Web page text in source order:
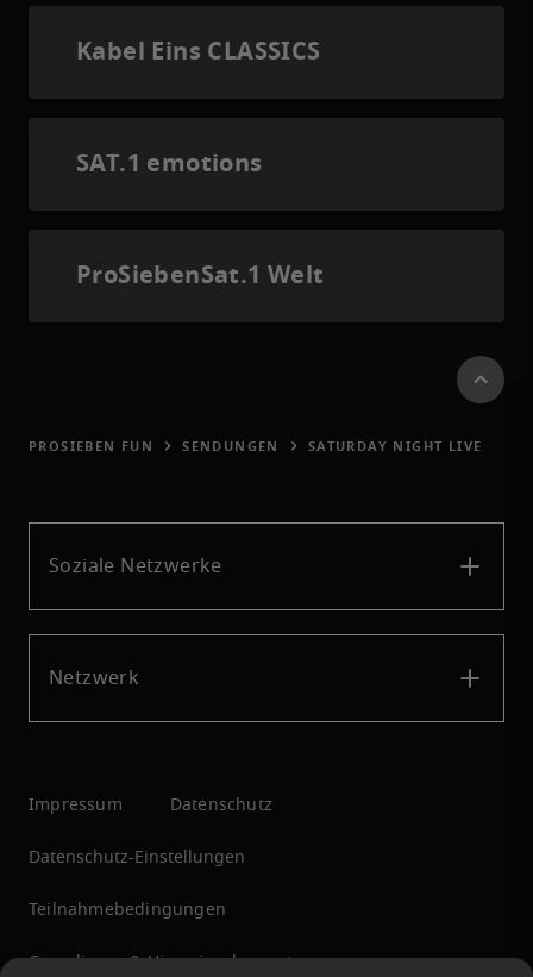
Kabel Eins CLASSICS
SAT.1 emotions
ProSiebenSat.1 Welt
PROSIEBEN FUN SENDUNGEN SATURDAY NIGHT LIVE
Soziale Netzwerke
Netzwerk
Impressum Datenschutz
Datenschutz-Einstellungen
Teilnahmebedingungen
Compliance & Hinweisgebersystem